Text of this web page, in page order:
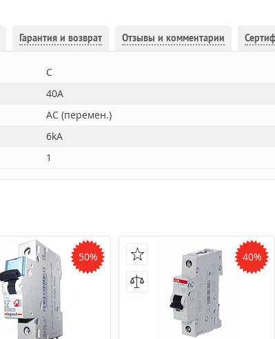
Гарантия и возврат Отзывы и комментарии
C
40A
AC (перемен.)
6kA
1
50% 40%